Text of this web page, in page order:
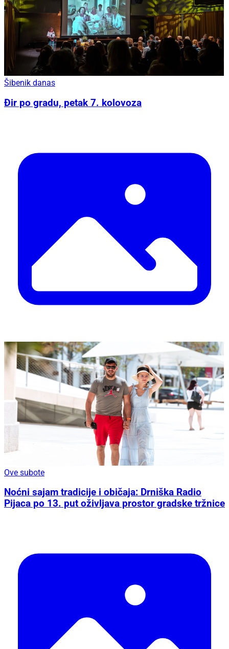
Šibenik danas
Đir po gradu, petak 7. kolovoza
Ove subote
Noćni sajam tradicije i običaja: Drniška Radio
Pijaca po 13. put oživljava prostor gradske tržnice